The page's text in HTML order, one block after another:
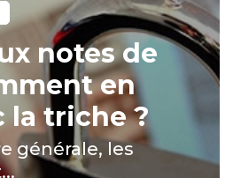
notes de
en
la triche ?
générale, les